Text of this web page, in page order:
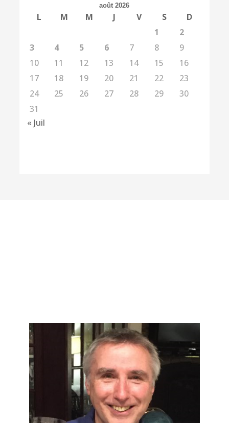
août 2026
L M M J V S
D
1
2
3
4 5 6 7 8
9
10
11 12 13 14 15
16
17
18 19 20 21 22
23
24
25 26 27 28 29
30
31
« Juil